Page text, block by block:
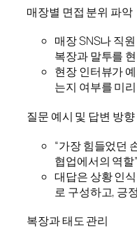
매장별 면접 분위 파악
매장 SNS나 직
복장과 말투를
현장 인터뷰가
는지 여부를 미
질문 예시 및 답변 방향
“가장 힘들었던
협업에서의 역
대답은 상황 인
로 구성하고, 긍
복장과 태도 관리